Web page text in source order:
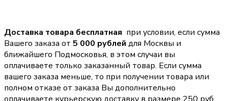
Доставка товара бесплатная при условии, если сумма
Вашего заказа от 5 000 рублей для Москвы и
ближайшего Подмосковья, в этом случаи вы
оплачиваете только заказанный товар. Если сумма
вашего заказа меньше, то при получении товара или
полном отказе от заказа Вы дополнительно